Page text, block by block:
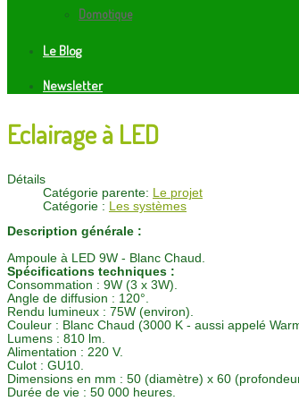
Domotique
Le Blog
Newsletter
Eclairage à LED
Détails
Catégorie parente: Le projet
Catégorie : Les systèmes
Description générale :
Ampoule à LED 9W - Blanc Chaud.
Spécifications techniques :
Consommation : 9W (3 x 3W).
Angle de diffusion : 120°.
Rendu lumineux : 75W (environ).
Couleur : Blanc Chaud (3000 K - aussi appelé
Lumens : 810 lm.
Alimentation : 220 V.
Culot : GU10.
Dimensions en mm : 50 (diamètre) x 60
Durée de vie : 50 000 heures.